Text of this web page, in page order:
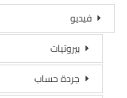
فيديو
بيروتيات
جردة حساب